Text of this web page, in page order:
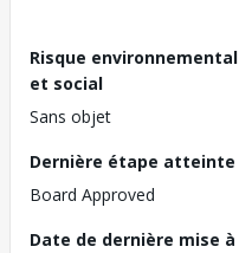
Risque environnemental
et social
Sans objet
Dernière étape atteinte
Board Approved
Date de dernière mise à